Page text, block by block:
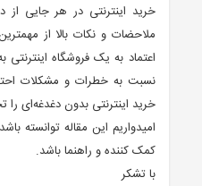
خرید اینترنتی در هر جایی از
ملاحضات و نکات بالا از
اعتماد به یک فروشگاه
نسبت به خطرات و مشکلات
خرید اینترنتی بدون دغدغه‌ای را
امیدواریم این مقاله توانسته
کمک کننده و راهنما باشد.
با تشکر